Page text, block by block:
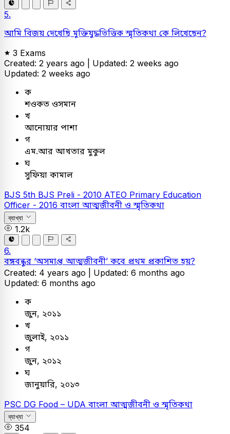
5.
আমি বিজয় দেখেছি মুক্তিযুদ্ধভিত্তিক স্মৃতিকথা কে লিখেছেন?
3 Exams
Created: 2 years ago | Updated: 2 weeks ago
Updated: 2 weeks ago
ক
শওকত ওসমান
খ
আনোয়ার পাশা
গ
এম.আর আখতার মুকুল
ঘ
সুফিয়া কামাল
BJS 5th BJS Preli - 2010 ATEO Primary Education
Officer - 2016 বাংলা আত্মজীবনী ও স্মৃতিকথা
ব্যাখ্যা
1.2k
6.
বঙ্গবন্ধুর ‘অসমাপ্ত আত্মজীবনী’ কবে প্রথম প্রকাশিত হয়?
Created: 4 years ago | Updated: 6 months ago
Updated: 6 months ago
ক
জুন, ২০১১
খ
জুলাই, ২০১১
গ
জুন, ২০১২
ঘ
জানুয়ারি, ২০১৩
PSC DG Food – UDA বাংলা আত্মজীবনী ও স্মৃতিকথা
ব্যাখ্যা
354